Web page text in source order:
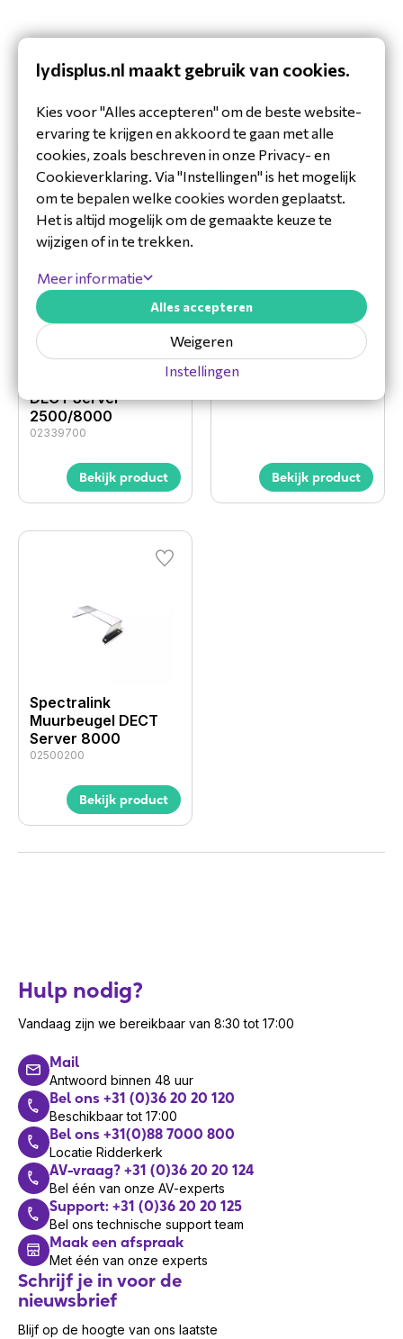
Accessoires
Spectralink Media
Resource (SIP) kaart
DECT Server
2500/8000
02339700
Bekijk product
Spectralink Voeding
DECT Server 8000
Bekijk product
Spectralink
Muurbeugel DECT
Server 8000
02500200
Bekijk product
Hulp nodig?
Vandaag zijn we bereikbaar van 8:30 tot 17:00
Mail
Antwoord binnen 48 uur
Bel ons +31 (0)36 20 20 120
Beschikbaar tot 17:00
Bel ons +31(0)88 7000 800
Locatie Ridderkerk
AV-vraag? +31 (0)36 20 20 124
Bel één van onze AV-experts
Support: +31 (0)36 20 20 125
Bel ons technische support team
Maak een afspraak
Met één van onze experts
Schrijf je in voor de
nieuwsbrief
Blijf op de hoogte van ons laatste
lydisplus.nl maakt gebruik van cookies.
Kies voor "Alles accepteren" om de beste website-
ervaring te krijgen en akkoord te gaan met alle
cookies, zoals beschreven in onze Privacy- en
Cookieverklaring. Via "Instellingen" is het mogelijk
om te bepalen welke cookies worden geplaatst.
Het is altijd mogelijk om de gemaakte keuze te
wijzigen of in te trekken.
Meer informatie
Instellingen
Weigeren
Alles accepteren